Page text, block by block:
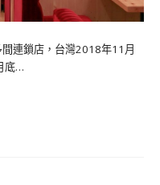
連鎖店，台灣2018年11月
底…